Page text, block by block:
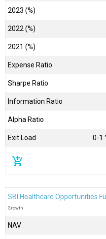
2023 (%)
2022 (%)
2021 (%)
Expense Ratio
Sharpe Ratio
Information Ratio
Alpha Ratio
Exit Load 0-1
add_shopping_cart
SBI Healthcare Opportunities
Growth
NAV